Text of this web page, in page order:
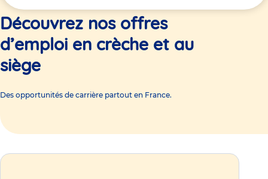
ici
Découvrez nos offres
d’emploi en crèche et au
siège
Des opportunités de carrière partout en France.